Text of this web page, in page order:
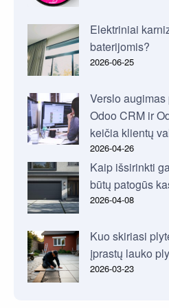
Elektriniai
baterijomis?
2026-06-25
Verslo
Odoo CRM ir
keičia klientų
2026-04-26
Kaip išsirinkti
būtų patogūs
2026-04-08
Kuo skiriasi
įprastų lauko
2026-03-23